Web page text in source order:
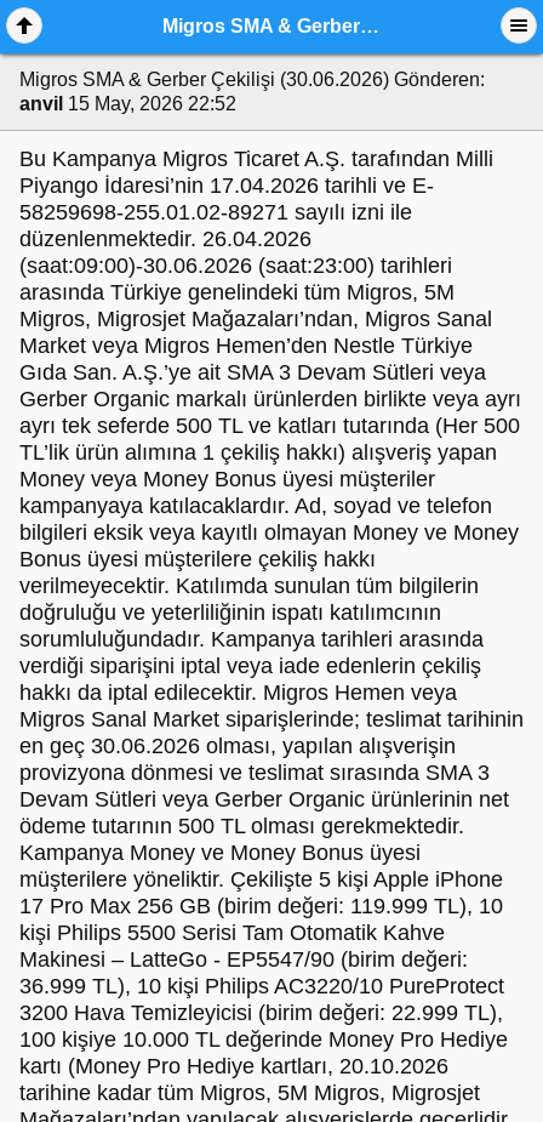
Migros SMA & Gerber Çekilişi (30.06.2026)
Migros SMA & Gerber Çekilişi (30.06.2026) Gönderen:
anvil 15 May, 2026 22:52
Bu Kampanya Migros Ticaret A.Ş. tarafından Milli
Piyango İdaresi’nin 17.04.2026 tarihli ve E-
58259698-255.01.02-89271 sayılı izni ile
düzenlenmektedir. 26.04.2026
(saat:09:00)-30.06.2026 (saat:23:00) tarihleri
arasında Türkiye genelindeki tüm Migros, 5M
Migros, Migrosjet Mağazaları’ndan, Migros Sanal
Market veya Migros Hemen’den Nestle Türkiye
Gıda San. A.Ş.’ye ait SMA 3 Devam Sütleri veya
Gerber Organic markalı ürünlerden birlikte veya ayrı
ayrı tek seferde 500 TL ve katları tutarında (Her 500
TL’lik ürün alımına 1 çekiliş hakkı) alışveriş yapan
Money veya Money Bonus üyesi müşteriler
kampanyaya katılacaklardır. Ad, soyad ve telefon
bilgileri eksik veya kayıtlı olmayan Money ve Money
Bonus üyesi müşterilere çekiliş hakkı
verilmeyecektir. Katılımda sunulan tüm bilgilerin
doğruluğu ve yeterliliğinin ispatı katılımcının
sorumluluğundadır. Kampanya tarihleri arasında
verdiği siparişini iptal veya iade edenlerin çekiliş
hakkı da iptal edilecektir. Migros Hemen veya
Migros Sanal Market siparişlerinde; teslimat tarihinin
en geç 30.06.2026 olması, yapılan alışverişin
provizyona dönmesi ve teslimat sırasında SMA 3
Devam Sütleri veya Gerber Organic ürünlerinin net
ödeme tutarının 500 TL olması gerekmektedir.
Kampanya Money ve Money Bonus üyesi
müşterilere yöneliktir. Çekilişte 5 kişi Apple iPhone
17 Pro Max 256 GB (birim değeri: 119.999 TL), 10
kişi Philips 5500 Serisi Tam Otomatik Kahve
Makinesi – LatteGo - EP5547/90 (birim değeri:
36.999 TL), 10 kişi Philips AC3220/10 PureProtect
3200 Hava Temizleyicisi (birim değeri: 22.999 TL),
100 kişiye 10.000 TL değerinde Money Pro Hediye
kartı (Money Pro Hediye kartları, 20.10.2026
tarihine kadar tüm Migros, 5M Migros, Migrosjet